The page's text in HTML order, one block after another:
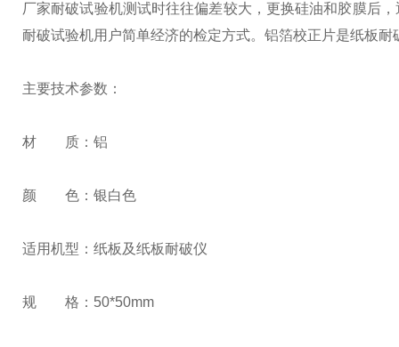
厂家耐破试验机测试时往往偏差较大，更换硅油和胶膜后
耐破试验机用户简单经济的检定方式。铝箔校正片是纸板
主要技术参数：
材 质：铝
颜 色：银白色
适用机型：纸板及纸板耐破仪
规 格：50*50mm